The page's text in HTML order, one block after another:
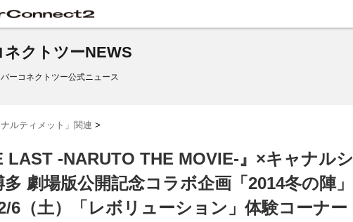
クトツーNEWS
ーコネクトツー公式ニュース
ナルティメット」関連 >
LAST -NARUTO THE MOVIE-』×キャナルシ
劇場版公開記念コラボ企画「2014冬の陣」
6（土）「レボリューション」体験コーナー